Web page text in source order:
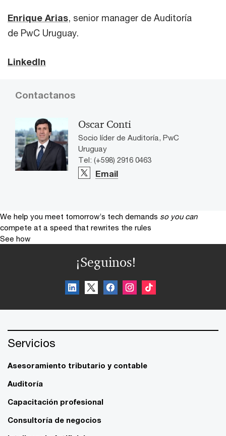
Enrique Arias, senior manager de Auditoría
de PwC Uruguay.
LinkedIn
Contactanos
Oscar Conti
Socio líder de Auditoría, PwC
Uruguay
Tel: (+598) 2916 0463
Email
We help you meet tomorrow’s tech demands so you can
compete at a speed that rewrites the rules
See how
¡Seguinos!
Servicios
Asesoramiento tributario y contable
Auditoría
Capacitación profesional
Consultoría de negocios